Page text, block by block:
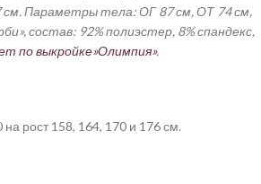
см.Параметры тела: ОГ 87 см, ОТ 74 см,
состав: 92% полиэстер, 8% спандекс,
по выкройке»Олимпия».
рост 158, 164, 170 и 176 см.